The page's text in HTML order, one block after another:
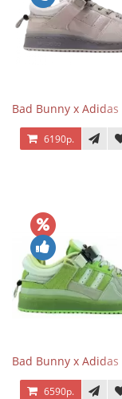
Bad Bunny x Adidas
6190р.
Bad Bunny x Adidas
6590р.